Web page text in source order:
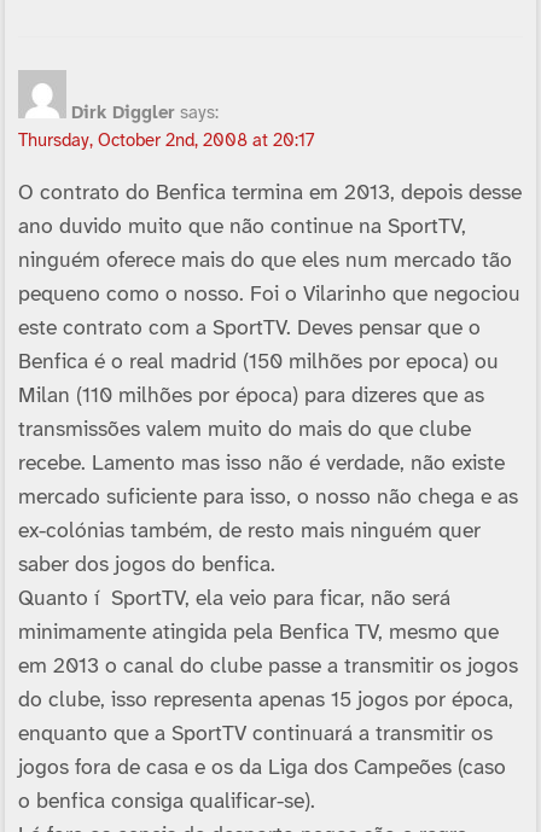
Dirk Diggler says:
Thursday, October 2nd, 2008 at 20:17
O contrato do Benfica termina em 2013, depois desse
ano duvido muito que não continue na SportTV,
ninguém oferece mais do que eles num mercado tão
pequeno como o nosso. Foi o Vilarinho que negociou
este contrato com a SportTV. Deves pensar que o
Benfica é o real madrid (150 milhões por epoca) ou
Milan (110 milhões por época) para dizeres que as
transmissões valem muito do mais do que clube
recebe. Lamento mas isso não é verdade, não existe
mercado suficiente para isso, o nosso não chega e as
ex-colónias também, de resto mais ninguém quer
saber dos jogos do benfica.
Quanto í SportTV, ela veio para ficar, não será
minimamente atingida pela Benfica TV, mesmo que
em 2013 o canal do clube passe a transmitir os jogos
do clube, isso representa apenas 15 jogos por época,
enquanto que a SportTV continuará a transmitir os
jogos fora de casa e os da Liga dos Campeões (caso
o benfica consiga qualificar-se).